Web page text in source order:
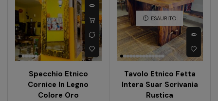
Specchio Etnico
Cornice In Legno
Colore Oro
ESAURITO
Tavolo Etnico Fetta
Intera Suar Scrivania
Rustica